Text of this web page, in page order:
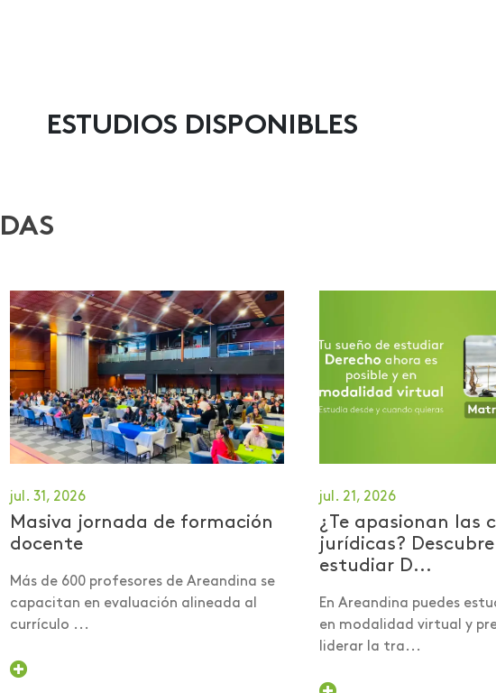
ESTUDIOS DISPONIBLES
jul. 31, 2026
Masiva jornada de formación
docente
Más de 600 profesores de Areandina se
capacitan en evaluación alineada al
currículo ...
jul. 21, 2026
¿Te apasionan las
jurídicas?
estudiar D...
En Areandina puedes
en modalidad virtual y
liderar la tra...